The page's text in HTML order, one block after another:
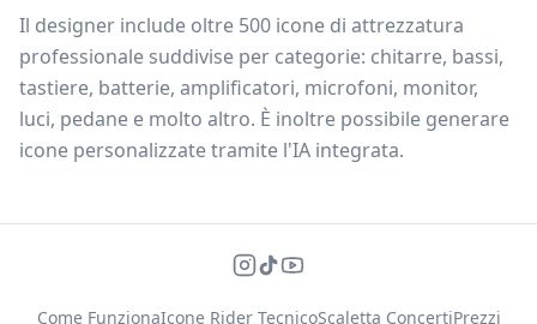
Il designer include oltre 500 icone di attrezzatura
professionale suddivise per categorie: chitarre, bassi,
tastiere, batterie, amplificatori, microfoni, monitor,
luci, pedane e molto altro. È inoltre possibile generare
icone personalizzate tramite l'IA integrata.
Come FunzionaIcone Rider TecnicoScaletta ConcertiPrezzi